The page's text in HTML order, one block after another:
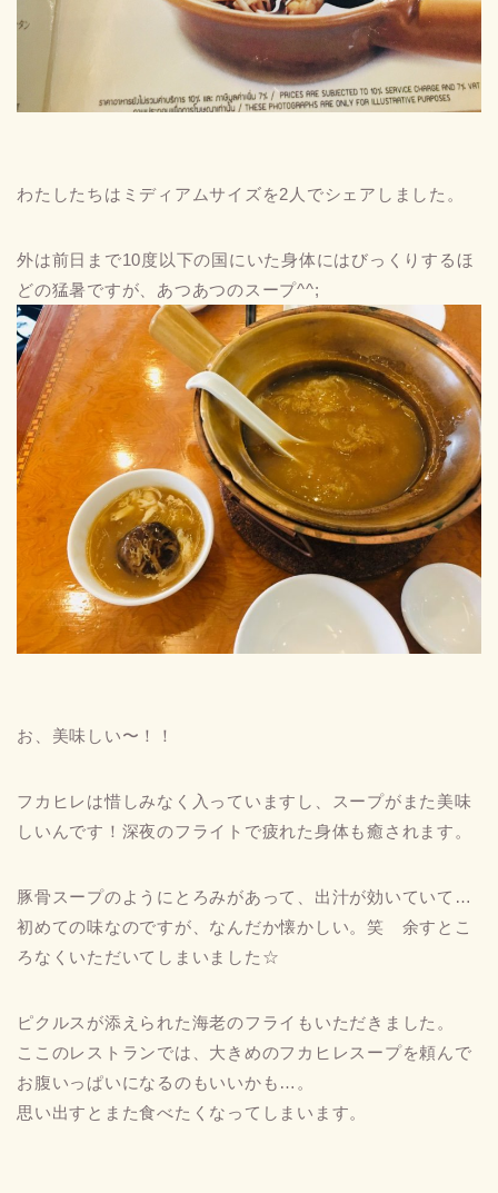
わたしたちはミディアムサイズを2人でシェアしました。
外は前日まで10度以下の国にいた身体にはびっくりするほ
どの猛暑ですが、あつあつのスープ^^;
お、美味しい〜！！
フカヒレは惜しみなく入っていますし、スープがまた美味
しいんです！深夜のフライトで疲れた身体も癒されます。
豚骨スープのようにとろみがあって、出汁が効いていて…
初めての味なのですが、なんだか懐かしい。笑 余すとこ
ろなくいただいてしまいました☆
ピクルスが添えられた海老のフライもいただきました。
ここのレストランでは、大きめのフカヒレスープを頼んで
お腹いっぱいになるのもいいかも…。
思い出すとまた食べたくなってしまいます。